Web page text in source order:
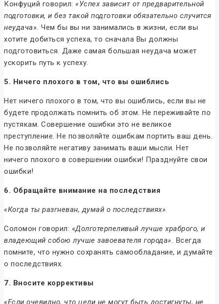
Конфуций говорил: «Успех зависит от предварительной
подготовки, и без такой подготовки обязательно случится
неудача». Чем бы вы ни занимались в жизни, если вы
хотите добиться успеха, то сначала Вы должны
подготовиться. Даже самая большая неудача может
ускорить путь к успеху.
5. Ничего плохого в том, что вы ошиблись
Нет ничего плохого в том, что вы ошиблись, если вы не
будете продолжать помнить об этом. Не переживайте по
пустякам. Совершение ошибки это не великое
преступление. Не позволяйте ошибкам портить ваш день.
Не позволяйте негативу занимать ваши мысли. Нет
ничего плохого в совершении ошибки! Празднуйте свои
ошибки!
6. Обращайте внимание на последствия
«Когда ты разгневан, думай о последствиях»
Соломон говорил: «Долготерпеливый лучше храброго, и
владеющий собою лучше завоевателя города». Всегда
помните, что нужно сохранять самообладание, и думайте
о последствиях.
7. Вносите коррективы
«Если очевидно, что цели не могут быть достигнуты, не